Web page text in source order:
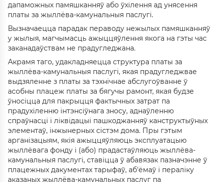
дапаможных памяшканняў або ўхілення ад унясення
платы за жыллёва-камунальныя паслугі.
Вызначаецца парадак пераводу нежылых памяшканняў
у жылыя, магчымасць ажыццяўлення якога на гэты час
заканадаўствам не прадугледжана.
Акрамя таго, удакладняецца структура платы за
жыллёва-камунальныя паслугі, якая прадугледжвае
выдзяленне з платы за тэхнічнае абслугоўванне ў
асобны плацеж платы за бягучы рамонт, якая будзе
ўносіцца для пакрыцця фактычных затрат па
прадухіленню інтэнсіўнага зносу, аднаўленню
спраўнасці і ліквідацыі пашкоджанняў канструктыўных
элементаў, інжынерных сістэм дома. Пры гэтым
арганізацыям, якія ажыццяўляюць эксплуатацыю
жыллёвага фонду і (або) прадастаўляюць жыллёва-
камунальныя паслугі, ставіцца ў абавязак пазначэнне ў
плацежных дакументах тарыфаў, аб'ёмаў і пераліку
аказаных жыллёва-камунальных паслуг па